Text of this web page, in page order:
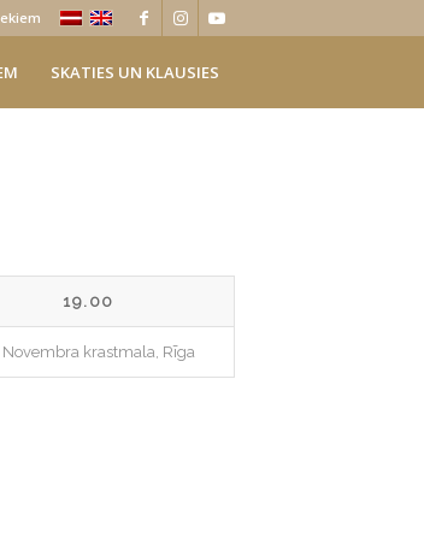
SKATIES UN KLAUSIES
19.00
Novembra krastmala, Rīga